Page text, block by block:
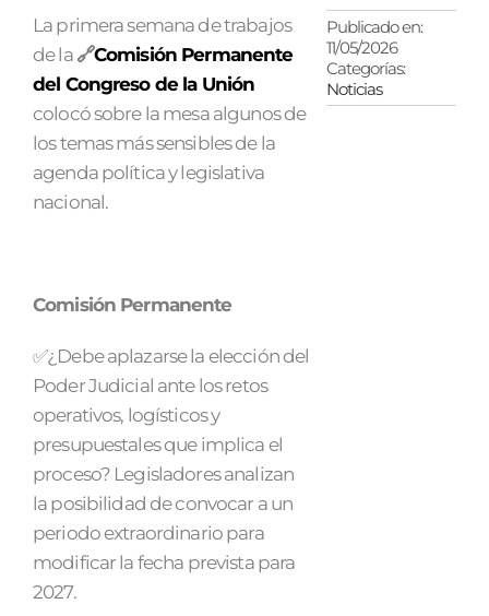
La primera semana de trabajos
de la🔗Comisión Permanente
del Congreso de la Unión
colocó sobre la mesa algunos de
los temas más sensibles de la
agenda política y legislativa
nacional.
Comisión Permanente
✅¿Debe aplazarse la elección del
Poder Judicial ante los retos
operativos, logísticos y
presupuestales que implica el
proceso? Legisladores analizan
la posibilidad de convocar a un
periodo extraordinario para
modificar la fecha prevista para
2027.
Publicado en:
11/05/2026
Categorías:
Noticias